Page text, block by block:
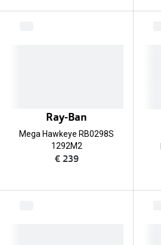
Ray-Ban
Mega Hawkeye RB0298S
1292M2
€ 239